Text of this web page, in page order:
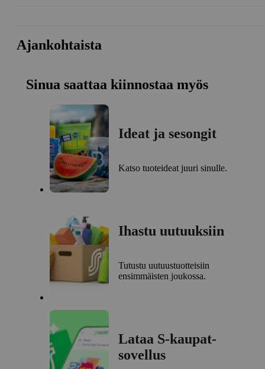
Ajankohtaista
Sinua saattaa kiinnostaa myös
Ideat ja sesongit
Katso tuoteideat juuri sinulle.
Ihastu uutuuksiin
Tutustu uutuustuotteisiin
ensimmäisten joukossa.
Lataa S-kaupat-
sovellus